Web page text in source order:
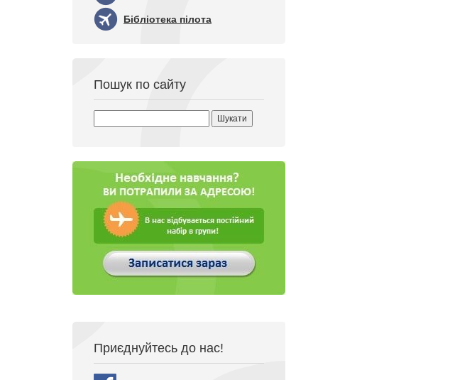
Бібліотека пілота
Пошук по сайту
Приєднуйтесь до нас!